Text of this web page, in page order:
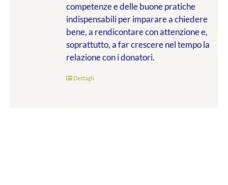
competenze e delle buone pratiche
indispensabili per imparare a chiedere
bene, a rendicontare con attenzione e,
soprattutto, a far crescere nel tempo la
relazione con i donatori.
Dettagli